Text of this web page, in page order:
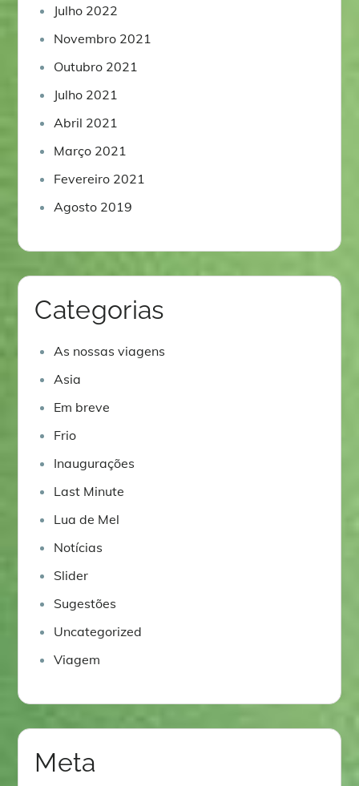
Julho 2022
Novembro 2021
Outubro 2021
Julho 2021
Abril 2021
Março 2021
Fevereiro 2021
Agosto 2019
Categorias
As nossas viagens
Asia
Em breve
Frio
Inaugurações
Last Minute
Lua de Mel
Notícias
Slider
Sugestões
Uncategorized
Viagem
Meta